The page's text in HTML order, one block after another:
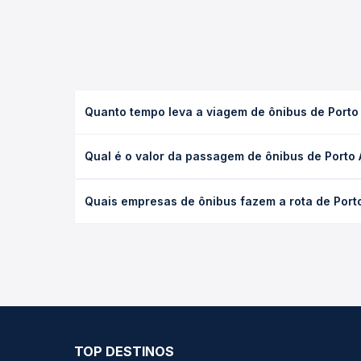
Quanto tempo leva a viagem de ônibus de
(convencional, executivo ou leito) e as condições
Qual é o valor da passagem de ônibus de Porto
tipo de poltrona e a antecedência da compra. Na
Quais empresas de ônibus fazem a rota de
TOP DESTINOS